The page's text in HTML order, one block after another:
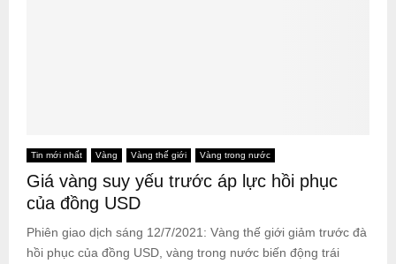
Tin mới nhất Vàng Vàng thế giới Vàng trong nước
Giá vàng suy yếu trước áp lực hồi phục
của đồng USD
Phiên giao dịch sáng 12/7/2021: Vàng thế giới giảm trước đà
hồi phục của đồng USD, vàng trong nước biến động trái